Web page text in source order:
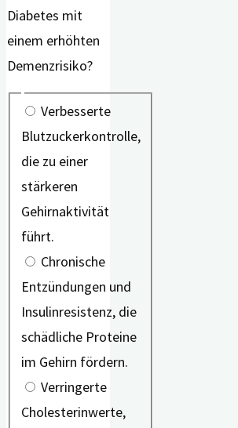
Diabetes mit
einem erhöhten
Demenzrisiko?
Verbesserte
Blutzuckerkontrolle,
die zu einer
stärkeren
Gehirnaktivität
führt.
Chronische
Entzündungen und
Insulinresistenz, die
schädliche Proteine
im Gehirn fördern.
Verringerte
Cholesterinwerte,